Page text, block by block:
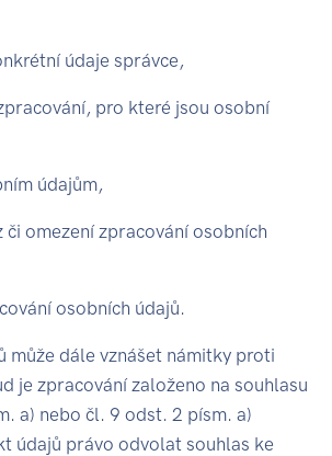
údaje správce,
pro které jsou osobní
údajům,
či omezení zpracování osobních
osobních údajů.
může dále vznášet námitky proti
je zpracování založeno na souhlasu
a) nebo čl. 9 odst. 2 písm. a)
údajů právo odvolat souhlas ke